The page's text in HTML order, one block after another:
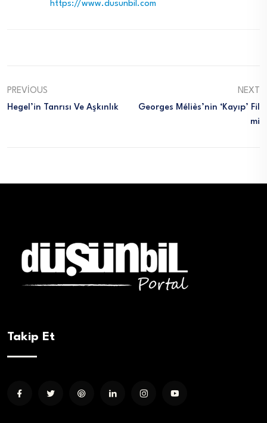
https://www.dusunbil.com
PREVIOUS
Hegel’in Tanrısı Ve Aşkınlık
NEXT
Georges Méliès’nin ‘kayıp’ Fil
Mi
Takip Et